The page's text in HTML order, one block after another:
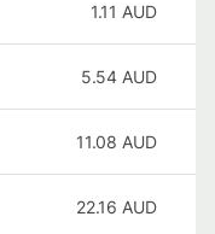
1.11 AUD
5.54 AUD
11.08 AUD
22.16 AUD